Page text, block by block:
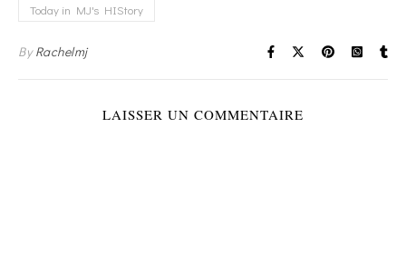
Today in MJ's HIStory
ByRachelmj
LAISSER UN COMMENTAIRE